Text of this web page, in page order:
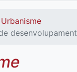
desenvolupament